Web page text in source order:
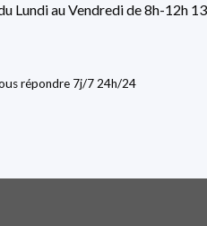
Lundi au Vendredi de 8h-12h
répondre 7j/7 24h/24